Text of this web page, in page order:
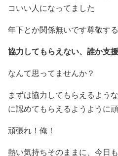
コいい人になってました
年下とか関係無いです尊敬す
協力してもらえない、誰か支
なんて思ってませんか？
まずは協力してもらえるよう
に認めてもらえるようように
頑張れ！俺！
熱い気持ちそのままに、今日